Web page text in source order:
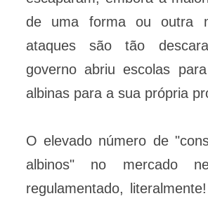
de uma forma ou outra
ataques são tão
governo abriu escolas
albinas para a sua própria
O elevado número de
albinos" no mercado
regulamentado,